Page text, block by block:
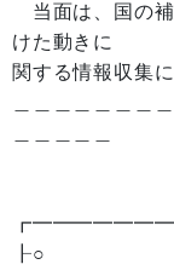
当面は、国の補
けた動きに
関する情報収集
┠○